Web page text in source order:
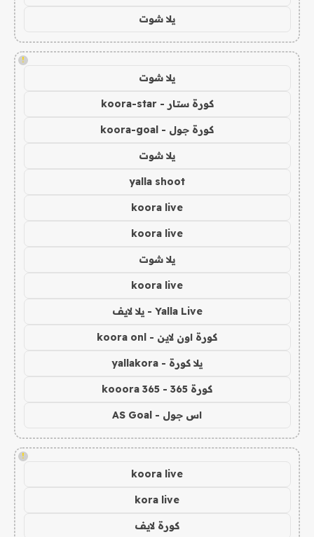
يلا شوت
!
يلا شوت
كورة ستار - koora-star
كورة جول - koora-goal
يلا شوت
yalla shoot
koora live
koora live
يلا شوت
koora live
Yalla Live - يلا لايف
كورة اون لاين - koora onl
يلا كورة - yallakora
كورة 365 - kooora 365
اس جول - AS Goal
!
koora live
kora live
كورة لايف